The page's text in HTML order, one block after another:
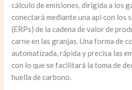
cálculo de emisiones, dirigida a los
conectará mediante una api con los
(ERPs) de la cadena de valor de
carne en las granjas. Una forma de
automatizada, rápida y precisa las
con lo que se facilitará la toma de
huella de carbono.